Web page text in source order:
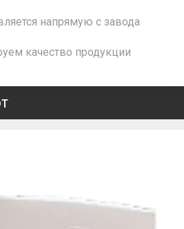
напрямую с завода
качество продукции